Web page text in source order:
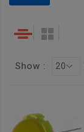
Show : 20